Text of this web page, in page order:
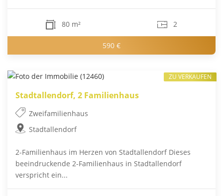
80 m² 2
590 €
Stadtallendorf, 2 Familienhaus
Zweifamilienhaus
Stadtallendorf
2-Familienhaus im Herzen von Stadtallendorf Dieses
beeindruckende 2-Familienhaus in Stadtallendorf
verspricht ein...
ZU VERKAUFEN